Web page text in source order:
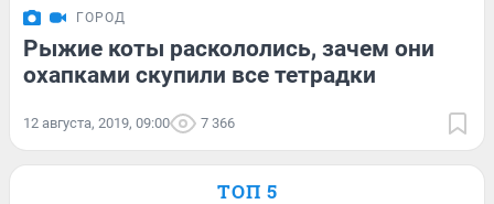
ГОРОД
Рыжие коты раскололись, зачем они
охапками скупили все тетрадки
12 августа, 2019, 09:00 7 366
ТОП 5